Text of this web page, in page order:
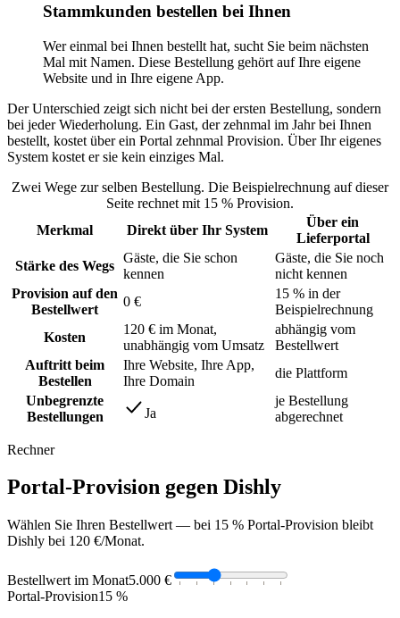
Stammkunden bestellen bei Ihnen
Wer einmal bei Ihnen bestellt hat, sucht Sie beim nächsten
Mal mit Namen. Diese Bestellung gehört auf Ihre eigene
Website und in Ihre eigene App.
Der Unterschied zeigt sich nicht bei der ersten Bestellung, sondern
bei jeder Wiederholung. Ein Gast, der zehnmal im Jahr bei Ihnen
bestellt, kostet über ein Portal zehnmal Provision. Über Ihr eigenes
System kostet er sie kein einziges Mal.
Zwei Wege zur selben Bestellung. Die Beispielrechnung auf dieser
Seite rechnet mit 15 % Provision.
Merkmal
Direkt über Ihr System
Über ein
Lieferportal
Stärke des Wegs
Gäste, die Sie schon
kennen
Gäste, die Sie noch
nicht kennen
Provision auf den
Bestellwert
0 €
15 % in der
Beispielrechnung
Kosten
120 € im Monat,
unabhängig vom Umsatz
abhängig vom
Bestellwert
Auftritt beim
Bestellen
Ihre Website, Ihre App,
Ihre Domain
die Plattform
Unbegrenzte
Bestellungen
Ja
je Bestellung
abgerechnet
Rechner
Portal-Provision gegen Dishly
Wählen Sie Ihren Bestellwert — bei 15 % Portal-Provision bleibt
Dishly bei 120 €/Monat.
Bestellwert im Monat5.000 €
Portal-Provision15 %